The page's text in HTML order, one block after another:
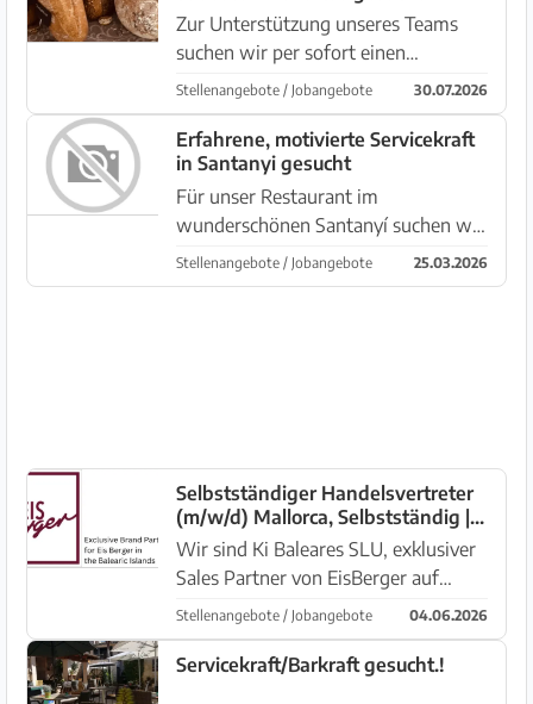
Service ist von Vor...
Zur Unterstützung unseres Teams
suchen wir per sofort einen
engagierten Bäcker mit Erfahrung
und Leidenschaft für handwerkliche
Backwaren. Du arbeitest sorgfältig
und hast Freude daran, hochwertige
Pr...
Stellenangebote / Jobangebote 30.07.2026
Erfahrene, motivierte Servicekraft
in Santanyi gesucht
Für unser Restaurant im
wunderschönen Santanyí suchen wir
ab sofort eine erfahrene und
motivierte Servicekraft, die Lust hat,
Stellenangebote / Jobangebote 25.03.2026
Selbstständiger Handelsvertreter
(m/w/d) Mallorca, Selbstständig |
Provision nach Absprache | Sofort
Wir sind Ki Baleares SLU, exklusiver
Sales Partner von EisBerger auf
Mallorca. EisBerger steht für echtes
Konditorei-Eis aus Deutschland —
handwerklich hergestellt, ohne
Stellenangebote / Jobangebote 04.06.2026
Servicekraft/Barkraft gesucht.!